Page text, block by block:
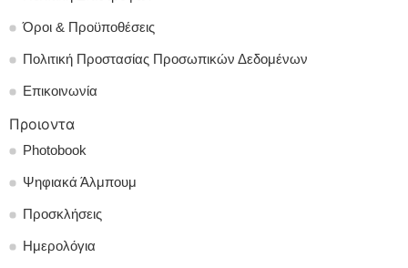
Όροι & Προϋποθέσεις
Πολιτική Προστασίας Προσωπικών Δεδομένων
Επικοινωνία
Προιοντα
Photobook
Ψηφιακά Άλμπουμ
Προσκλήσεις
Ημερολόγια